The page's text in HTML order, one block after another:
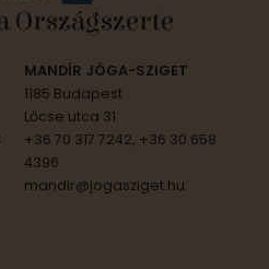
Országszerte
MANDÍR JÓGA-SZIGET
1185 Budapest
Lőcse utca 31.
+36 70 317 7242, +36 30 658
4396
mandir@jogasziget.hu